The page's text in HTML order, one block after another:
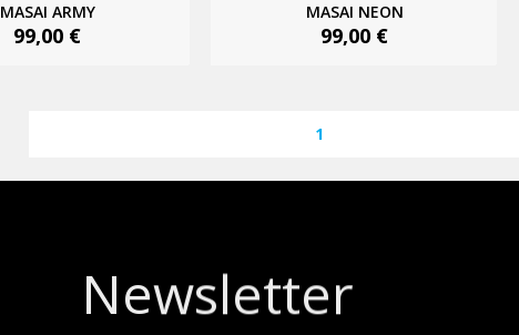
MASAI ARMY
99,00 €
MASAI NEON
99,00 €
1
Newsletter